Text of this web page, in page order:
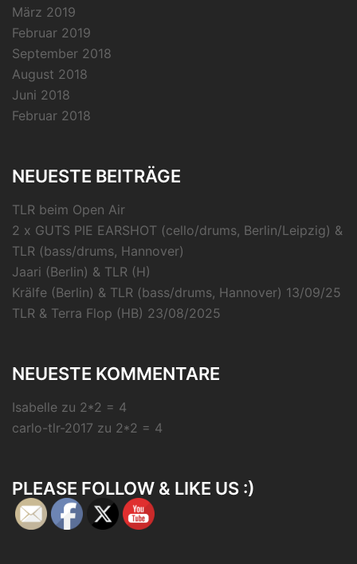
März 2019
Februar 2019
September 2018
August 2018
Juni 2018
Februar 2018
NEUESTE BEITRÄGE
TLR beim Open Air
2 x GUTS PIE EARSHOT (cello/drums, Berlin/Leipzig) &
TLR (bass/drums, Hannover)
Jaari (Berlin) & TLR (H)
Krälfe (Berlin) & TLR (bass/drums, Hannover) 13/09/25
TLR & Terra Flop (HB) 23/08/2025
NEUESTE KOMMENTARE
Isabelle zu 2*2 = 4
carlo-tlr-2017 zu 2*2 = 4
PLEASE FOLLOW & LIKE US :)